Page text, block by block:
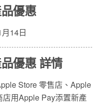
優惠
14日
優惠 詳情
Store 零售店、Apple
用Apple Pay添置新產